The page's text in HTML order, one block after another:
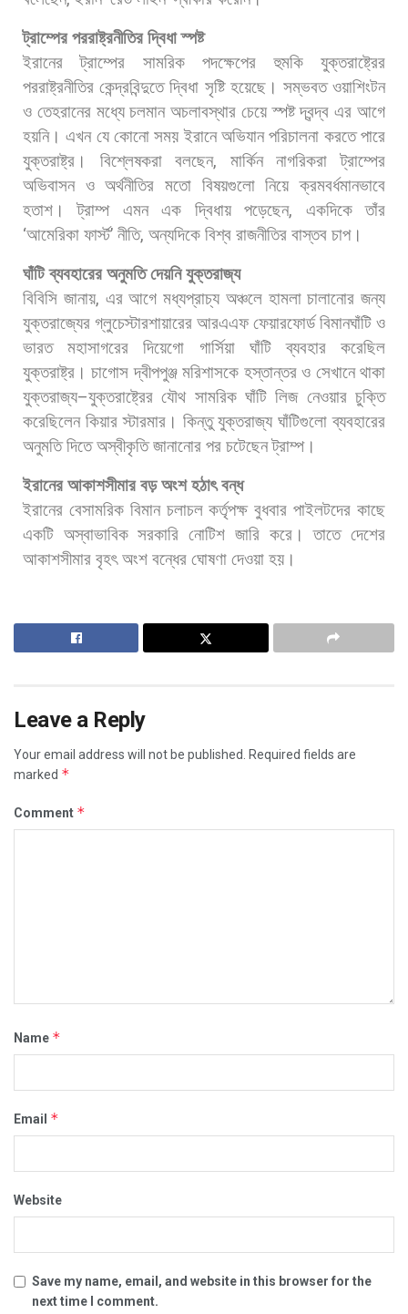
ট্রাম্পের পররাষ্ট্রনীতির দ্বিধা স্পষ্ট
ইরানের
ট্রাম্পের সামরিক পদক্ষেপের হুমকি
যুক্তরাষ্ট্রের
পররাষ্ট্রনীতির কেন্দ্রবিন্দুতে দ্বিধা সৃষ্টি হয়েছে। সম্ভবত ওয়াশিংটন
ও তেহরানের মধ্যে চলমান অচলাবস্থার চেয়ে স্পষ্ট দ্বন্দ্ব এর আগে
হয়নি। এখন যে কোনো সময় ইরানে অভিযান পরিচালনা করতে পারে
যুক্তরাষ্ট্র।
বিশ্লেষকরা বলছেন, মার্কিন নাগরিকরা
ট্রাম্পের
অভিবাসন ও অর্থনীতির মতো বিষয়গুলো নিয়ে ক্রমবর্ধমানভাবে
হতাশ।
ট্রাম্প এমন এক দ্বিধায় পড়েছেন, একদিকে তাঁর
‘আমেরিকা ফার্স্ট’ নীতি, অন্যদিকে বিশ্ব রাজনীতির বাস্তব চাপ।
ঘাঁটি ব্যবহারের অনুমতি দেয়নি যুক্তরাজ্য
বিবিসি জানায়, এর আগে মধ্যপ্রাচ্য অঞ্চলে হামলা চালানোর জন্য
যুক্তরাজ্যের গ্লুচেস্টারশায়ারের আরএএফ ফেয়ারফোর্ড বিমানঘাঁটি ও
ভারত
মহাসাগরের দিয়েগো গার্সিয়া ঘাঁটি ব্যবহার
করেছিল
যুক্তরাষ্ট্র। চাগোস দ্বীপপুঞ্জ মরিশাসকে হস্তান্তর ও সেখানে থাকা
যুক্তরাজ্য–যুক্তরাষ্ট্রের যৌথ সামরিক ঘাঁটি লিজ নেওয়ার চুক্তি
করেছিলেন কিয়ার স্টারমার। কিন্তু যুক্তরাজ্য ঘাঁটিগুলো ব্যবহারের
অনুমতি দিতে অস্বীকৃতি জানানোর পর চটেছেন ট্রাম্প।
ইরানের আকাশসীমার বড় অংশ হঠাৎ বন্ধ
ইরানের বেসামরিক বিমান চলাচল কর্তৃপক্ষ বুধবার পাইলটদের কাছে
একটি অস্বাভাবিক সরকারি নোটিশ জারি করে। তাতে দেশের
আকাশসীমার বৃহৎ অংশ বন্ধের ঘোষণা দেওয়া হয়।
Leave a Reply
Your email address will not be published.
Required fields are
marked *
Comment *
Name *
Email *
Website
Save my name, email, and website in this browser for the
next time I comment.